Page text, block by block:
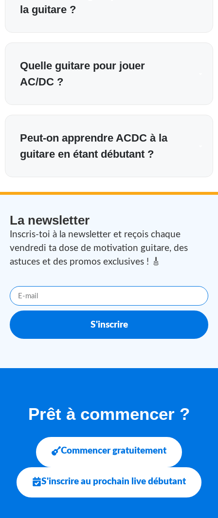
la guitare ?
Quelle guitare pour jouer
AC/DC ?
Peut-on apprendre ACDC à la
guitare en étant débutant ?
La newsletter
Inscris-toi à la newsletter et reçois chaque
vendredi ta dose de motivation guitare, des
astuces et des promos exclusives ! 🎸
S'inscrire
Prêt à commencer ?
Commencer gratuitement
S'inscrire au prochain live débutant